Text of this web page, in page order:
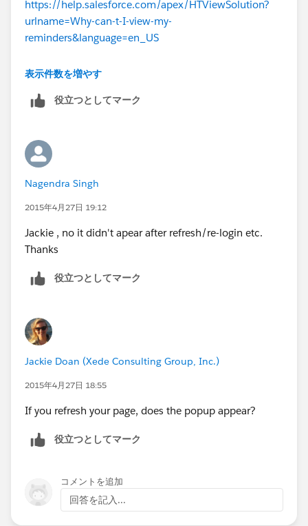
https://help.salesforce.com/apex/HTViewSolution?
urlname=Why-can-t-I-view-my-
reminders&language=en_US
表示件数を増やす
役立つとしてマーク
Nagendra Singh
2015年4月27日 19:12
Jackie , no it didn't apear after refresh/re-login etc.
Thanks
役立つとしてマーク
Jackie Doan (Xede Consulting Group, Inc.)
2015年4月27日 18:55
If you refresh your page, does the popup appear?
役立つとしてマーク
コメントを追加
回答を記入...